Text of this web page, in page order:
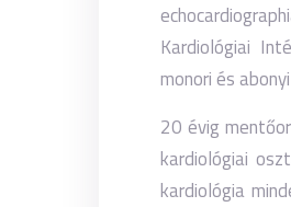
Kardiológiai
monori és
20 évig
kardiológiai
kardiológia